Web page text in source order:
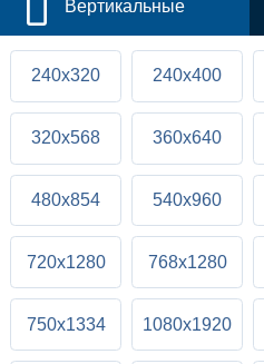
Вертикальные
240x320 240x400
320x568 360x640
480x854 540x960
720x1280 768x1280
750x1334 1080x1920